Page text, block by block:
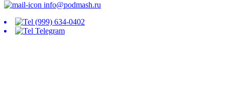
info@podmash.ru
(999) 634-0402
Telegram